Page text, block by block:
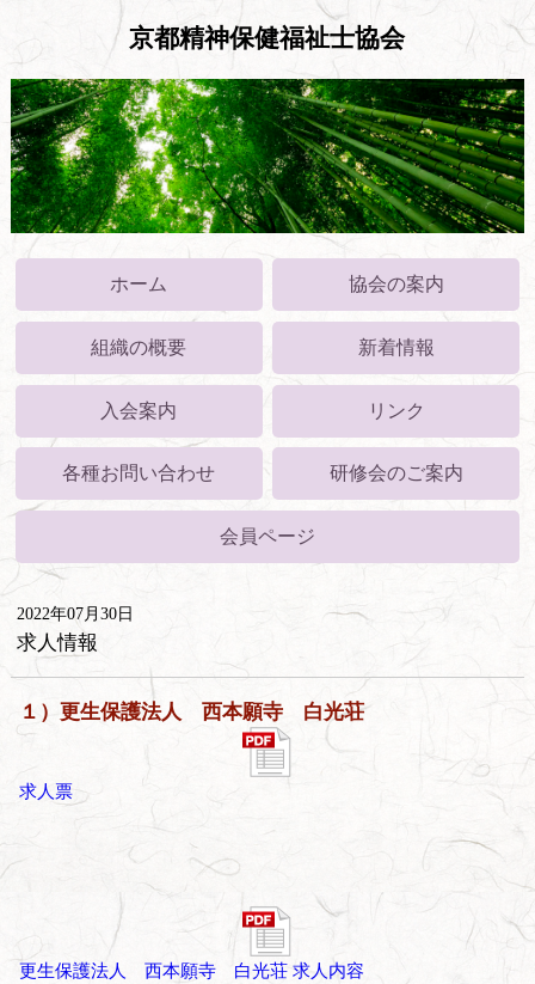
京都精神保健福祉士協会
ホーム 協会の案内
組織の概要 新着情報
入会案内 リンク
各種お問い合わせ 研修会のご案内
会員ページ
2022年07月30日
求人情報
１）更生保護法人 西本願寺 白光荘
求人票
更生保護法人 西本願寺 白光荘 求人内容